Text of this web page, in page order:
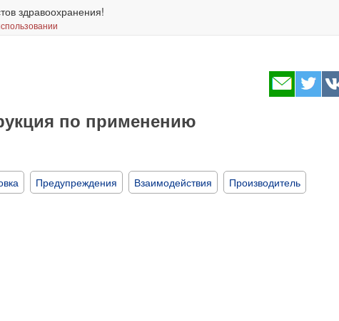
здравоохранения!
по применению
Предупреждения Взаимодействия Производитель